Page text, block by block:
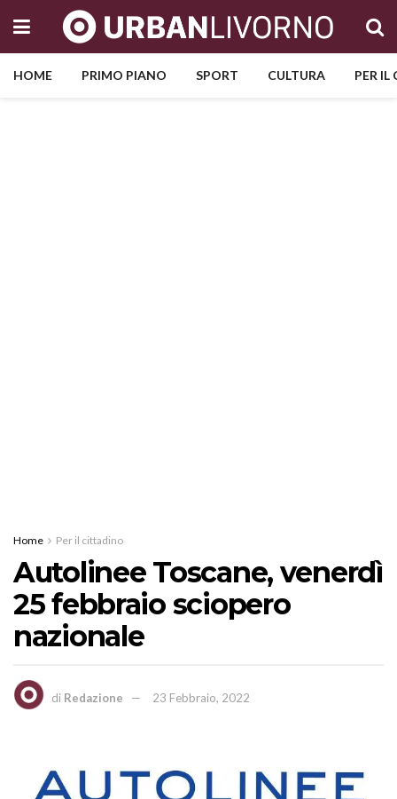
HOME PRIMO PIANO SPORT CULTURA PER
Home Per il cittadino
Autolinee Toscane, venerdì
25 febbraio sciopero
nazionale
di Redazione 23 Febbraio, 2022